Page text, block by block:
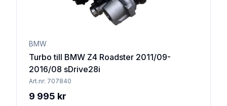
BMW
Turbo till BMW Z4 Roadster 2011/09-
2016/08 sDrive28i
Art.nr: 707840
9 995 kr